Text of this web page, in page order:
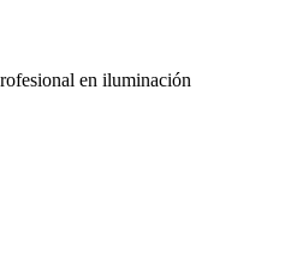
en iluminación